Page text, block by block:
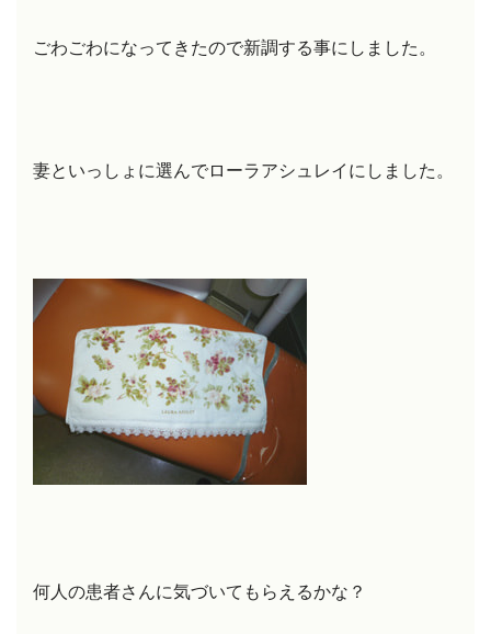
ごわごわになってきたので新調する事にしました。
妻といっしょに選んでローラアシュレイにしました。
何人の患者さんに気づいてもらえるかな？